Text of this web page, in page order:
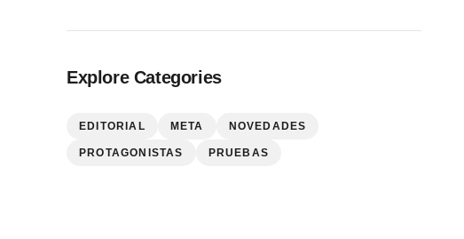
Explore Categories
EDITORIAL META NOVEDADES
PROTAGONISTAS PRUEBAS